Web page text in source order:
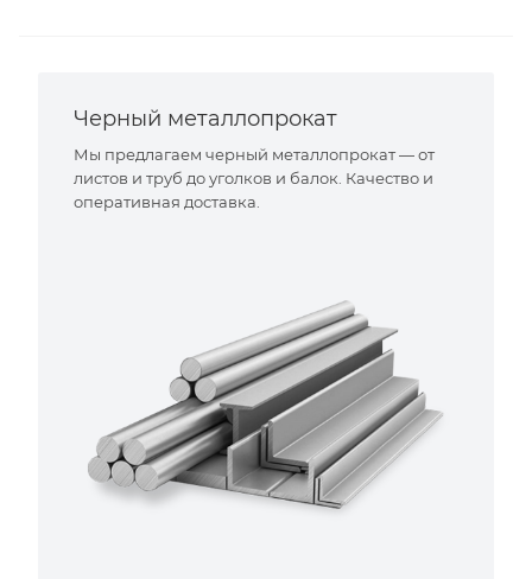
Черный металлопрокат
Мы предлагаем черный металлопрокат — от
листов и труб до уголков и балок. Качество и
оперативная доставка.